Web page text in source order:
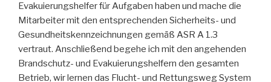
Evakuierungshelfer für Aufgaben haben und mache die
Mitarbeiter mit den entsprechenden Sicherheits- und
Gesundheitskennzeichnungen gemäß ASR A 1.3
vertraut. Anschließend begehe ich mit den angehenden
Brandschutz- und Evakuierungshelfern den gesamten
Betrieb, wir lernen das Flucht- und Rettungsweg System